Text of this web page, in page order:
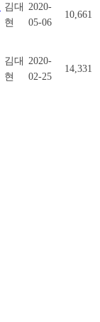
김대
현
2020-
05-06
10,661
김대
현
2020-
02-25
14,331